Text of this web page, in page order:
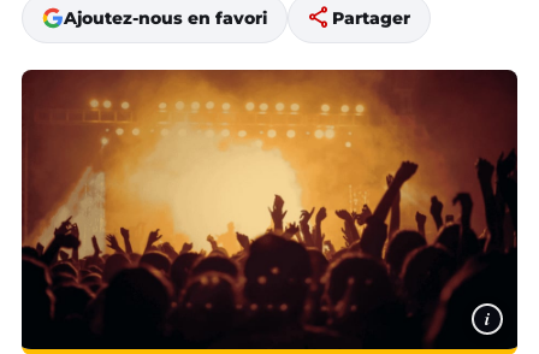
Ajoutez-nous en favori share Partager
i